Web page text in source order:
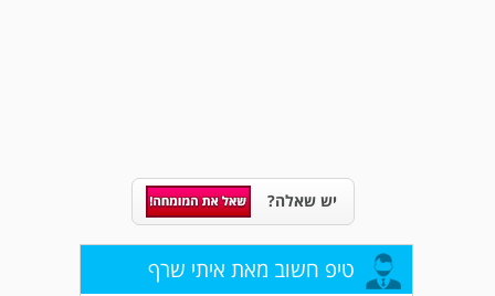
יש שאלה?
טיפ חשוב מאת איתי שרף